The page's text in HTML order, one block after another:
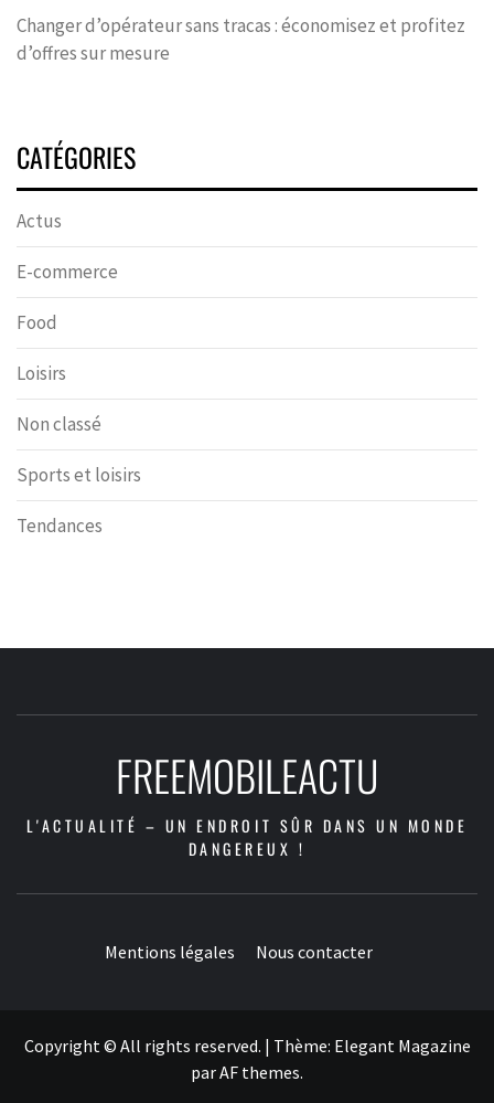
Changer d’opérateur sans tracas : économisez et profitez
d’offres sur mesure
CATÉGORIES
Actus
E-commerce
Food
Loisirs
Non classé
Sports et loisirs
Tendances
FREEMOBILEACTU
L'ACTUALITÉ – UN ENDROIT SÛR DANS UN MONDE
DANGEREUX !
Mentions légales Nous contacter
Copyright © All rights reserved. | Thème: Elegant Magazine
parAF themes.